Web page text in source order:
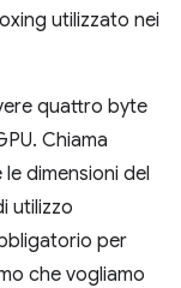
utilizzato nei
quattro byte
Chiama
dimensioni del
utilizzo
per
che vogliamo